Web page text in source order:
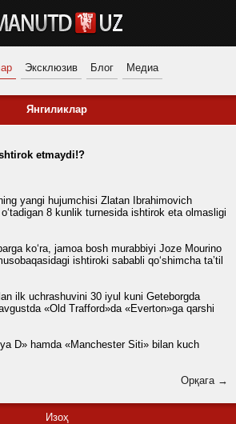
Эксклюзив Блог Медиа
Янгиликлар
etmaydi!?
yangi hujumchisi Zlatan Ibrahimovich
8 kunlik turnesida ishtirok eta olmasligi
ko‘ra, jamoa bosh murabbiyi Joze Mourino
ishtiroki sababli qo‘shimcha ta’til
ilk uchrashuvini 30 iyul kuni Geteborgda
«Old Trafford»da «Everton»ga qarshi
D» hamda «Manchester Siti» bilan kuch
Орқага →
Изоҳ